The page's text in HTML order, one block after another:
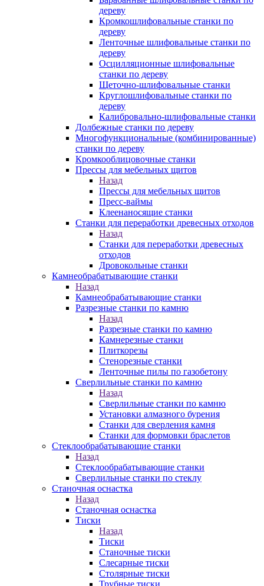
дереву
Кромкошлифовальные станки по
дереву
Ленточные шлифовальные станки по
дереву
Осцилляционные шлифовальные
станки по дереву
Щеточно-шлифовальные станки
Круглошлифовальные станки по
дереву
Калибровально-шлифовальные станки
Долбежные станки по дереву
Многофункциональные (комбинированные)
станки по дереву
Кромкооблицовочные станки
Прессы для мебельных щитов
Назад
Прессы для мебельных щитов
Пресс-ваймы
Клеенаносящие станки
Станки для переработки древесных отходов
Назад
Станки для переработки древесных
отходов
Дровокольные станки
Камнеобрабатывающие станки
Назад
Камнеобрабатывающие станки
Разрезные станки по камню
Назад
Разрезные станки по камню
Камнерезные станки
Плиткорезы
Стенорезные станки
Ленточные пилы по газобетону
Сверлильные станки по камню
Назад
Сверлильные станки по камню
Установки алмазного бурения
Станки для сверления камня
Станки для формовки браслетов
Стеклообрабатывающие станки
Назад
Стеклообрабатывающие станки
Сверлильные станки по стеклу
Станочная оснастка
Назад
Станочная оснастка
Тиски
Назад
Тиски
Станочные тиски
Слесарные тиски
Столярные тиски
Трубные тиски